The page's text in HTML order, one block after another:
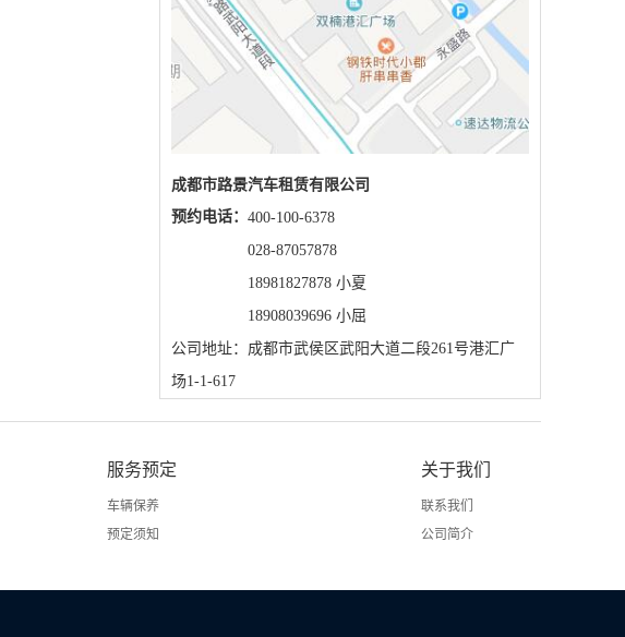
成都市路景汽车租赁有限公司
预约电话： 400-100-6378
028-87057878
18981827878 小夏
18908039696 小屈
公司地址：成都市武侯区武阳大道二段261号港汇广
场1-1-617
服务预定
车辆保养
预定须知
关于我们
联系我们
公司简介